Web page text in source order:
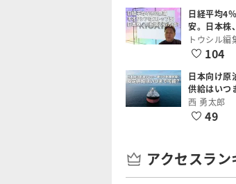
日経平均4
安。日本
トウシル編
104
日本向け原
供給はいつ
西 勇太郎
49
アクセスラン